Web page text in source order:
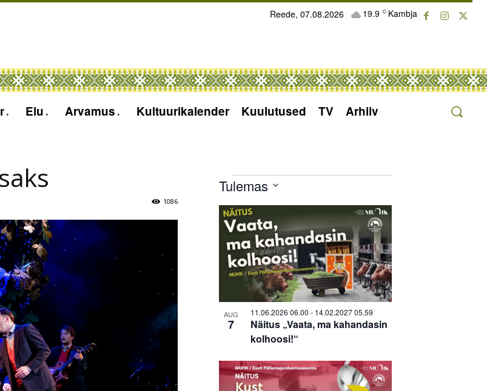
19.9 C Kambja
Reede, 07.08.2026
Elu Arvamus Kultuurikalender Kuulutused TV Arhiiv
1086
Sündmused
Tulemas
date.
List
of
events
Photo
View
AUG
7
Näitus „Vaata, ma kahandasin
kolhoosi!“
11.06.2026 06.00 - 14.02.2027 05.59